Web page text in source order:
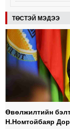
ТӨСТЭЙ МЭДЭЭ
Өвөлжилтийн
Н.Номтойбаяр